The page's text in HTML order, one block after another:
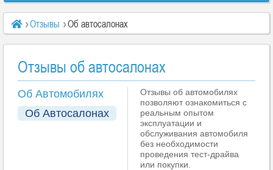
Отзывы Об автосалонах
Отзывы об автосалонах
Об Автомобилях
Об Автосалонах
Отзывы об автомобилях
позволяют ознакомиться с
реальным опытом
эксплуатации и
обслуживания автомобиля
без необходимости
проведения тест-драйва
или покупки.